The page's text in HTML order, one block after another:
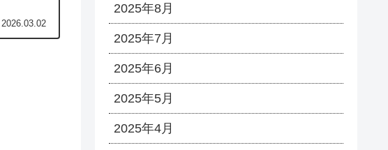
2026.03.02
2025年8月
2025年7月
2025年6月
2025年5月
2025年4月